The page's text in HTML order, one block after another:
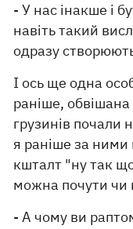
- У нас інакше і
навіть такий
одразу
І ось ще одна
раніше,
грузинів почали
я раніше за ними
кшталт "ну так
можна почути чи
- А чому ви